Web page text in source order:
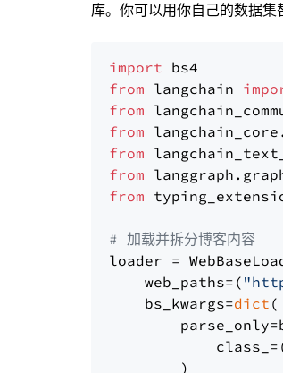
库。你可以用你自己的数据集
import
from langchain
from
from
from
from
from
# 加载并拆分博客内容
loader =
    web_paths=(
    bs_kwargs=
dict (
        )